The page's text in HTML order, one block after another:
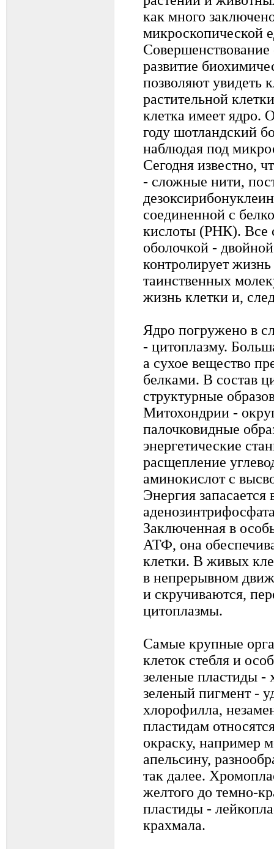
как много
микроскопической
развитие
позволяют увидеть
растительной
клетка имеет ядро.
году шотландский
наблюдая под
Сегодня известно,
- сложные нити,
соединенной с
кислоты (РНК). Все
оболочкой -
контролирует
таинственных
жизнь клетки и,
Ядро погружено в
- цитоплазму.
а сухое вещество
белками. В состав
структурные
Митохондрии -
палочковидные
энергетические
расщепление
аминокислот с
Энергия запасается
Заключенная в
АТФ, она
клетки. В живых
в непрерывном
и скручиваются,
цитоплазмы.
Самые крупные
клеток стебля и
зеленые пластиды -
зеленый пигмент -
хлорофилла,
пластидам
окраску, например
апельсину,
так далее.
желтого до темно-
пластиды -
крахмала.